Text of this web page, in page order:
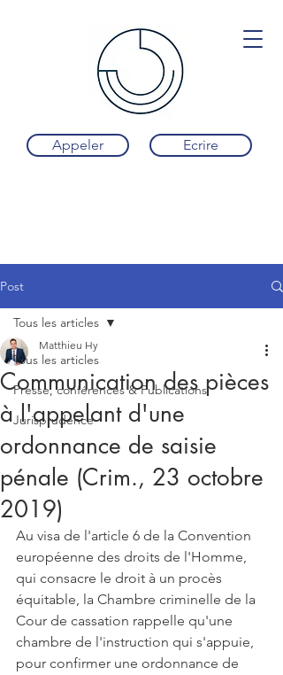
Appeler Ecrire
Post
Tous les articles
Presse, conférences & Publications
Jurisprudence
Tous les articles
Communication des pièces
à l'appelant d'une
ordonnance de saisie
pénale (Crim., 23 octobre
2019)
Matthieu Hy
Au visa de l'article 6 de la Convention
européenne des droits de l'Homme,
qui consacre le droit à un procès
équitable, la Chambre criminelle de la
Cour de cassation rappelle qu'une
chambre de l'instruction qui s'appuie,
pour confirmer une ordonnance de